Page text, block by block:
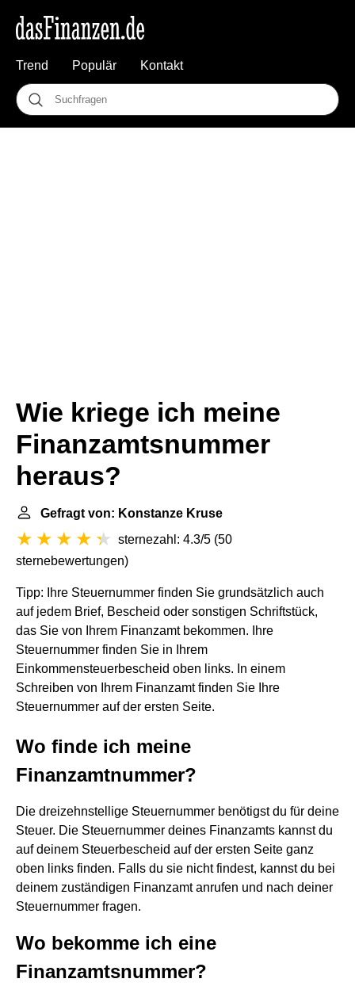
Trend Populär Kontakt
Wie kriege ich meine
Finanzamtsnummer
heraus?
Gefragt von: Konstanze Kruse
sternezahl: 4.3/5 (50
sternebewertungen)
Tipp: Ihre Steuernummer finden Sie grundsätzlich auch
auf jedem Brief, Bescheid oder sonstigen Schriftstück,
das Sie von Ihrem Finanzamt bekommen. Ihre
Steuernummer finden Sie in Ihrem
Einkommensteuerbescheid oben links. In einem
Schreiben von Ihrem Finanzamt finden Sie Ihre
Steuernummer auf der ersten Seite.
Wo finde ich meine
Finanzamtnummer?
Die dreizehnstellige Steuernummer benötigst du für deine
Steuer. Die Steuernummer deines Finanzamts kannst du
auf deinem Steuerbescheid auf der ersten Seite ganz
oben links finden. Falls du sie nicht findest, kannst du bei
deinem zuständigen Finanzamt anrufen und nach deiner
Steuernummer fragen.
Wo bekomme ich eine
Finanzamtsnummer?